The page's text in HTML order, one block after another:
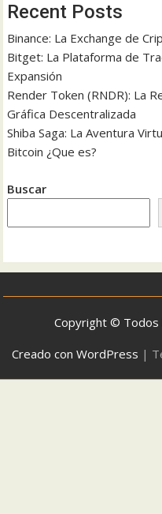
Recent Posts
Binance: La Exchange de
Bitget: La Plataforma de
Expansión
Render Token (RNDR): La
Gráfica Descentralizada
Shiba Saga: La Aventura
Bitcoin ¿Que es?
Buscar
Copyright © Todos
Creado con WordPress |